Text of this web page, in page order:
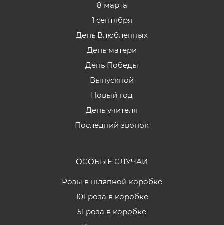
8 марта
1 сентября
День Влюбленных
День матери
День Победы
Выпускной
Новый год
День учителя
Последний звонок
ОСОБЫЕ СЛУЧАИ
Розы в шляпной коробке
101 роза в коробке
51 роза в коробке